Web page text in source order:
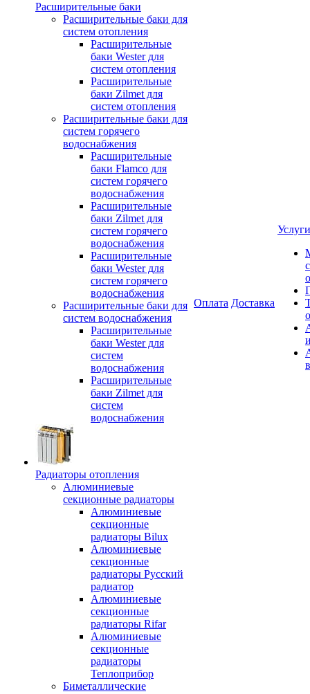
Расширительные баки
Расширительные баки для
систем отопления
Расширительные
баки Wester для
систем отопления
Расширительные
баки Zilmet для
систем отопления
Расширительные баки для
систем горячего
водоснабжения
Расширительные
баки Flamco для
систем горячего
водоснабжения
Расширительные
баки Zilmet для
систем горячего
водоснабжения
Расширительные
баки Wester для
систем горячего
водоснабжения
Расширительные баки для
систем водоснабжения
Расширительные
баки Wester для
систем
водоснабжения
Расширительные
баки Zilmet для
систем
водоснабжения
Радиаторы отопления
Алюминиевые
секционные радиаторы
Алюминиевые
секционные
радиаторы Bilux
Алюминиевые
секционные
радиаторы Русский
радиатор
Алюминиевые
секционные
радиаторы Rifar
Алюминиевые
секционные
радиаторы
Теплоприбор
Биметаллические
Оплата Доставка
Услуги